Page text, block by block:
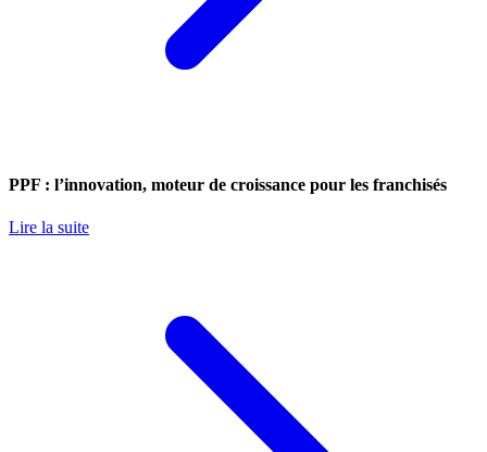
PPF : l’innovation, moteur de croissance pour les franchisés
Lire la suite